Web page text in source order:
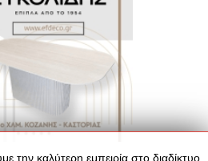
την καλύτερη εμπειρία στο διαδίκτυο,